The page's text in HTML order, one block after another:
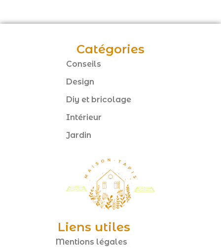
Catégories
Conseils
Design
Diy et bricolage
Intérieur
Jardin
Liens utiles
Mentions légales